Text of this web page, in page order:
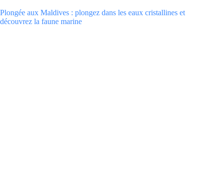
Plongée aux Maldives : plongez dans les eaux cristallines et
découvrez la faune marine